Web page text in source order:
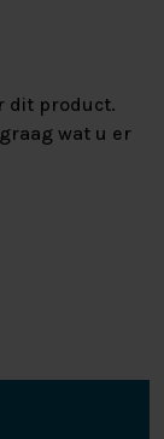
dit product.
wat u er